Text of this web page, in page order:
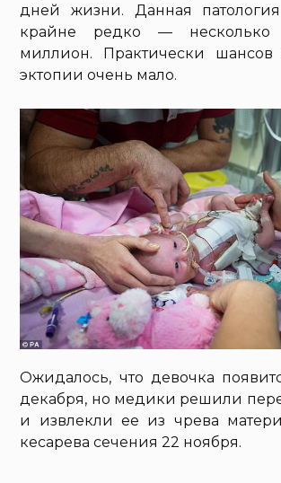
дней жизни. Данная патология
крайне редко — несколько
миллион. Практически
эктопии очень мало.
Ожидалось, что девочка
декабря, но медики решили
и извлекли ее из чрева
кесарева сечения 22 ноября.